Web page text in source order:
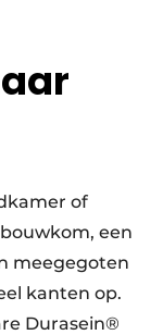
of
een
meegegoten
kanten op.
Durasein®